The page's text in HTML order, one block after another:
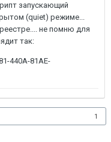
запускающий
(quiet) режиме...
не помню для
так:
440A-81AE-
1